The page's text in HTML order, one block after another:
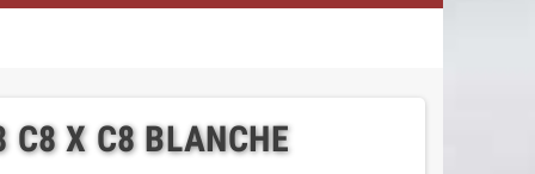
C8 X C8 BLANCHE